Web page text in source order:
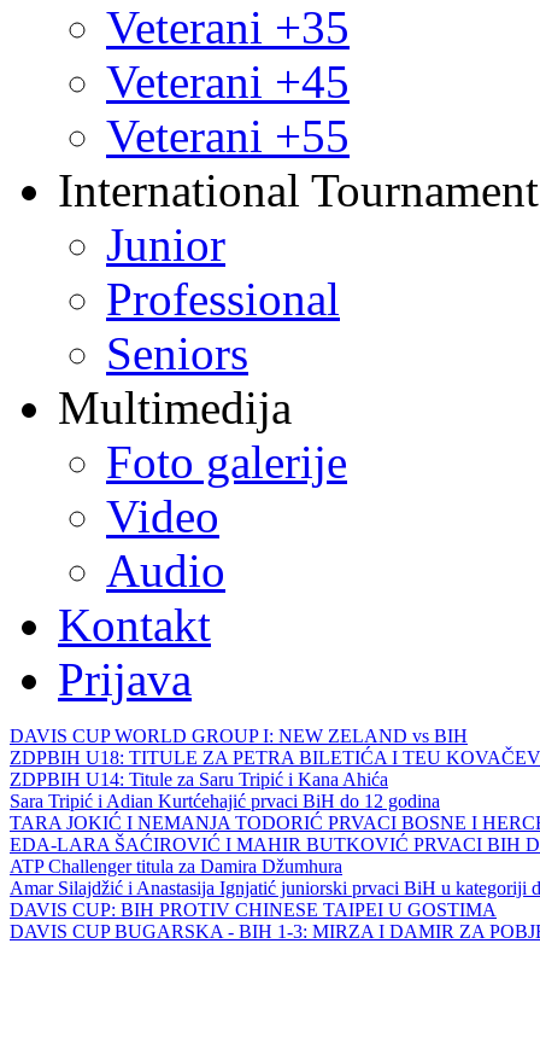
Veterani +35
Veterani +45
Veterani +55
International
Junior
Professional
Seniors
Multimedija
Foto galerije
Video
Audio
Kontakt
Prijava
DAVIS CUP WORLD GROUP I: NEW ZELAND vs BIH
ZDPBIH U18: TITULE ZA PETRA BILETIĆA I TEU
ZDPBIH U14: Titule za Saru Tripić i Kana Ahića
Sara Tripić i Adian Kurtćehajić prvaci BiH do 12 godina
TARA JOKIĆ I NEMANJA TODORIĆ PRVACI BOSNE I
EDA-LARA ŠAĆIROVIĆ I MAHIR BUTKOVIĆ PRVACI BIH
ATP Challenger titula za Damira Džumhura
Amar Silajdžić i Anastasija Ignjatić juniorski prvaci BiH u kategoriji
DAVIS CUP: BIH PROTIV CHINESE TAIPEI U GOSTIMA
DAVIS CUP BUGARSKA - BIH 1-3: MIRZA I DAMIR ZA